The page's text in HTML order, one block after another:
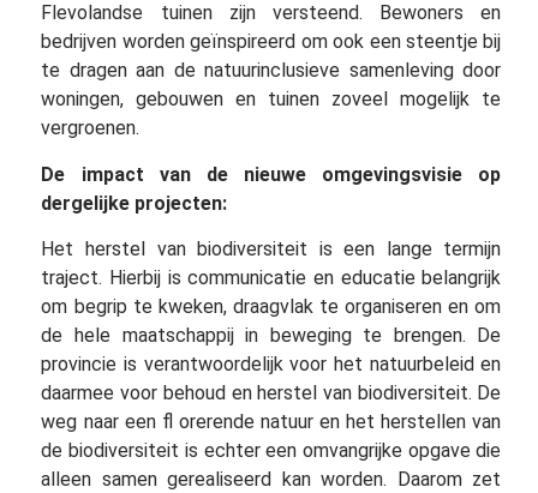
Flevolandse tuinen zijn versteend. Bewoners en
bedrijven worden geïnspireerd om ook een steentje bij
te dragen aan de natuurinclusieve samenleving door
woningen, gebouwen en tuinen zoveel mogelijk te
vergroenen.
De impact van de nieuwe omgevingsvisie op
dergelijke projecten:
Het herstel van biodiversiteit is een lange termijn
traject. Hierbij is communicatie en educatie belangrijk
om begrip te kweken, draagvlak te organiseren en om
de hele maatschappij in beweging te brengen. De
provincie is verantwoordelijk voor het natuurbeleid en
daarmee voor behoud en herstel van biodiversiteit. De
weg naar een fl orerende natuur en het herstellen van
de biodiversiteit is echter een omvangrijke opgave die
alleen samen gerealiseerd kan worden. Daarom zet